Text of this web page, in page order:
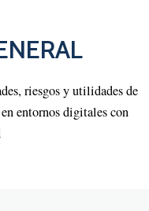
riesgos y utilidades de
entornos digitales con